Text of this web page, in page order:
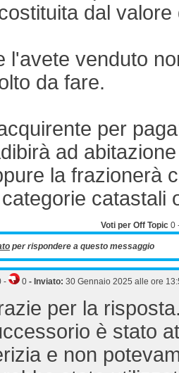
dal valore
l'avete venduto
da fare.
per
ad
la frazionerà
catastali
Voti per Off Topic 0
per rispondere a questo messaggio
- 0 - Inviato: 30 Gennaio 2025 alle ore
per la
è stato
e non